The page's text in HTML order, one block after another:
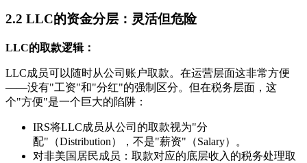
2.2 LLC的资金分层：灵活但危险
LLC的取款逻辑：
LLC成员可以随时从公司账户取款。在运营层面这非常方便
——没有"工资"和"分红"的强制区分。但在税务层面，这
个"方便"是一个巨大的陷阱：
IRS将LLC成员从公司的取款视为"分
配"（Distribution），不是"薪资"（Salary）。
对非美国居民成员：取款对应的底层收入的税务处理取